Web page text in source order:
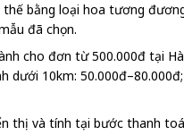
thế bằng loại hoa tương
đã chọn.
cho đơn từ 500.000đ tại
dưới 10km:
thị và tính tại bước thanh